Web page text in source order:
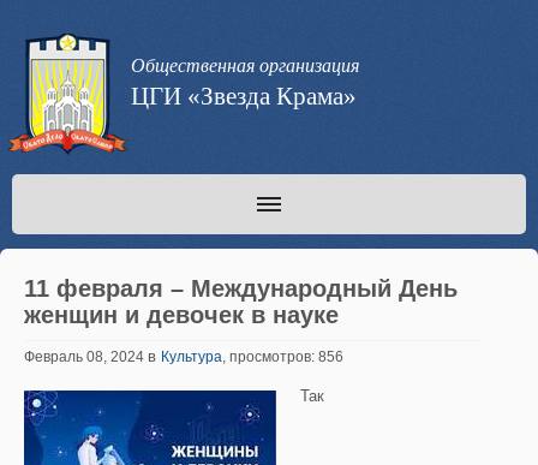
Общественная организация
ЦГИ «Звезда Крама»
11 февраля – Международный День
женщин и девочек в науке
Февраль 08, 2024 в Культура, просмотров: 856
Так